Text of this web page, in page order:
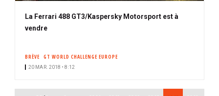
La Ferrari 488 GT3/Kaspersky Motorsport est à
vendre
BRÈVE GT WORLD CHALLENGE EUROPE
20 MAR. 2018 • 8:12